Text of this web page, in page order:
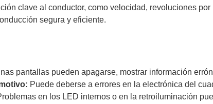
clave al conductor, como velocidad, revoluciones
segura y eficiente.
pantallas pueden apagarse, mostrar información
Puede deberse a errores en la electrónica del
en los LED internos o en la retroiluminación